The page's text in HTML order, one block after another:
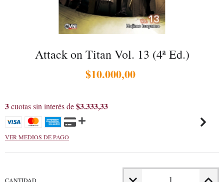
Attack on Titan Vol. 13 (4ª Ed.)
$10.000,00
3cuotas sin interés de$3.333,33
VER MEDIOS DE PAGO
CANTIDAD